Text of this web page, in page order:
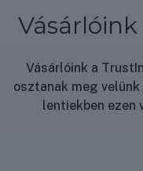
Vásárlóink a
osztanak meg
lentiekben